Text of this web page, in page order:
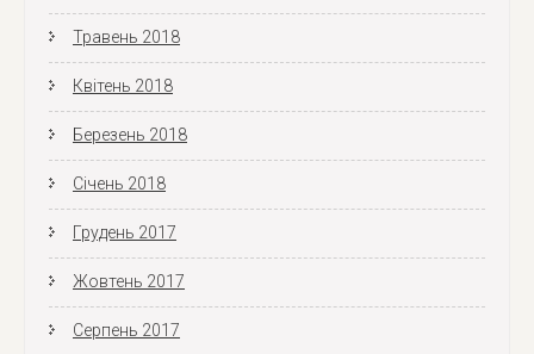
Травень 2018
Квітень 2018
Березень 2018
Січень 2018
Грудень 2017
Жовтень 2017
Серпень 2017